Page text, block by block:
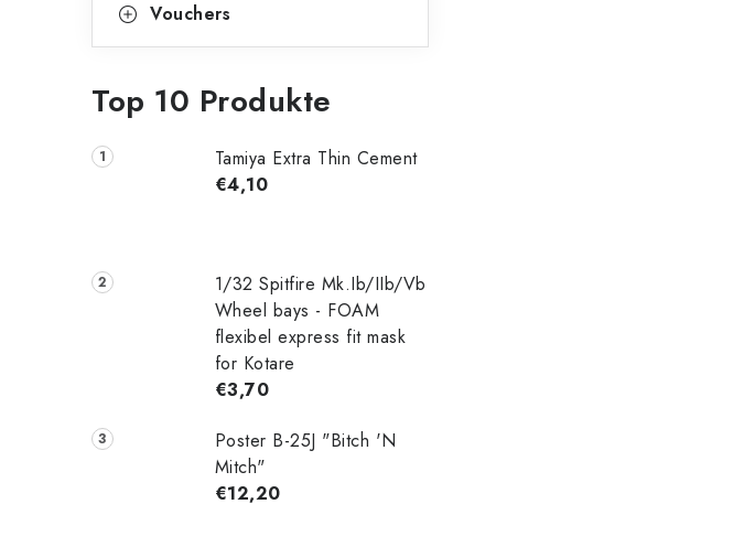
Vouchers
Top 10 Produkte
Tamiya Extra Thin Cement
€4,10
1/32 Spitfire Mk.Ib/IIb/Vb
Wheel bays - FOAM
flexibel express fit mask
for Kotare
€3,70
Poster B-25J "Bitch 'N
Mitch"
€12,20